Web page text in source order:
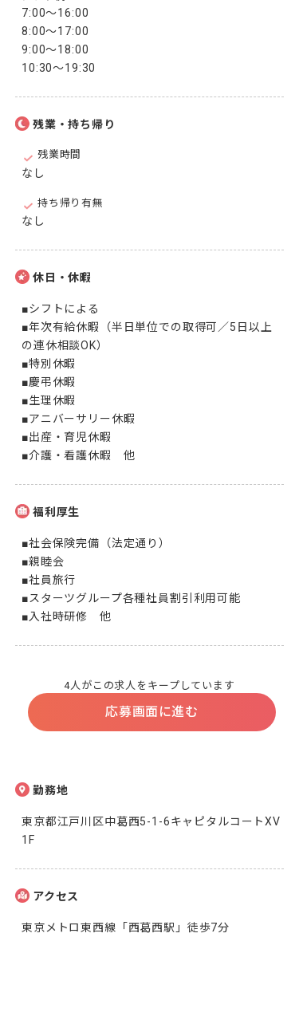
7:00～16:00
8:00～17:00
9:00～18:00
10:30～19:30
残業・持ち帰り
残業時間
なし
持ち帰り有無
なし
休日・休暇
■シフトによる
■年次有給休暇（半日単位での取得可／5日以上
の連休相談OK）
■特別休暇
■慶弔休暇
■生理休暇
■アニバーサリー休暇
■出産・育児休暇
■介護・看護休暇　他
福利厚生
■社会保険完備（法定通り）
■親睦会
■社員旅行
■スターツグループ各種社員割引利用可能
■入社時研修　他
4人がこの求人をキープしています
応募画面に進む
勤務地
東京都江戸川区中葛西5-1-6キャピタルコートXV
1F
アクセス
東京メトロ東西線「西葛西駅」徒歩7分